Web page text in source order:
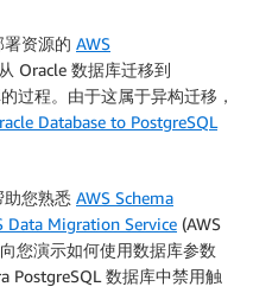
资源的 AWS
Oracle 数据库迁移到
过程。由于这属于异构迁移，
Database to PostgreSQL
您熟悉 AWS Schema
Data Migration Service (AWS
您演示如何使用数据库参数
PostgreSQL 数据库中禁用触